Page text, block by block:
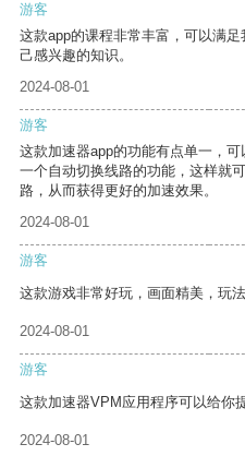
游客
这款app的课程非常丰富，可以满
己感兴趣的知识。
2024-08-01
游客
这款加速器app的功能有点单一，
一个自动切换线路的功能，这样就
路，从而获得更好的加速效果。
2024-08-01
游客
这款游戏非常好玩，画面精美，玩法
2024-08-01
游客
这款加速器VPM应用程序可以给你
2024-08-01